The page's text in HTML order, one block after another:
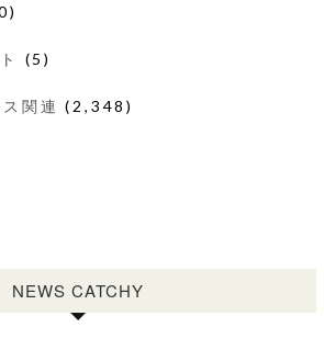
(5)
関連 (2,348)
NEWS CATCHY